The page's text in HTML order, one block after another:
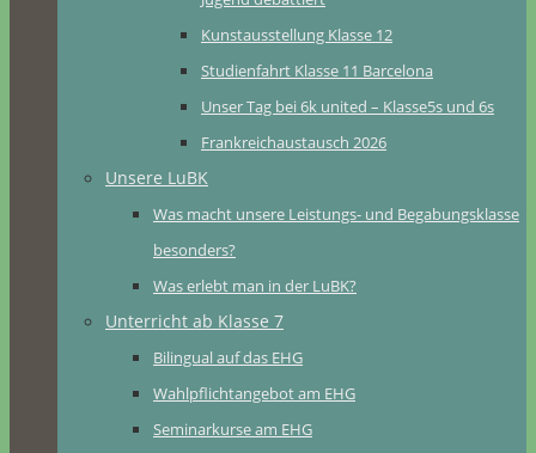
Kunstausstellung Klasse 12
Studienfahrt Klasse 11 Barcelona
Unser Tag bei 6k united – Klasse5s und 6s
Frankreichaustausch 2026
Unsere LuBK
Was macht unsere Leistungs- und Begabungsklasse
besonders?
Was erlebt man in der LuBK?
Unterricht ab Klasse 7
Bilingual auf das EHG
Wahlpflichtangebot am EHG
Seminarkurse am EHG